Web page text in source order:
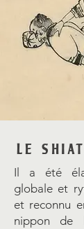
LE
Il a été
globale et
et reconnu
nippon de